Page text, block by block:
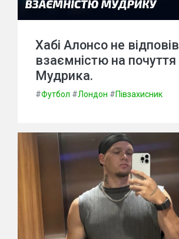
Хабі Алонсо не відповів
взаємністю на почуття
Мудрика.
#Футбол #Лондон #Півзахисник